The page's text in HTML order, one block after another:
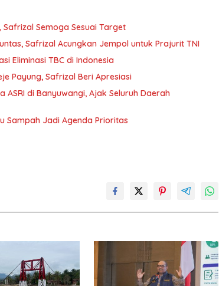
Safrizal Semoga Sesuai Target
Safrizal Acungkan Jempol untuk Prajurit TNI
Eliminasi TBC di Indonesia
Payung, Safrizal Beri Apresiasi
ASRI di Banyuwangi, Ajak Seluruh Daerah
Sampah Jadi Agenda Prioritas